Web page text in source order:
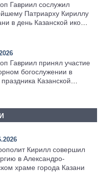
Гавриил сослужил
Патриарху Кириллу
в день Казанской иконы
Гавриил принял участие
богослужении в
праздника Казанской
Кирилл совершил
в Александро-
храме города Казани